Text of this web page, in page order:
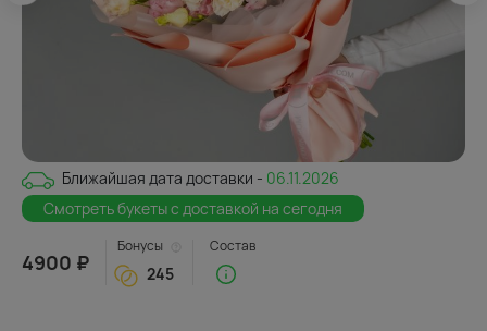
Ближайшая дата доставки - 06.11.2026
Смотреть букеты с доставкой на сегодня
4900 ₽
Бонусы
245
Состав